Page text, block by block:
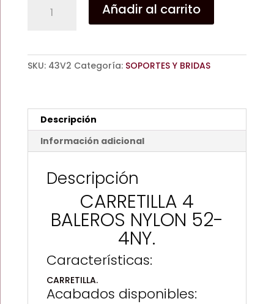
52-
4NY.
Añadir al carrito
SKU: 43V2 Categoría: SOPORTES Y BRIDAS
Descripción
Información adicional
Descripción
CARRETILLA 4
BALEROS NYLON 52-
4NY.
Características:
CARRETILLA.
Acabados disponibles: